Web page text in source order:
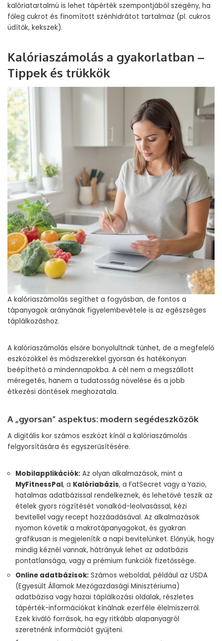
kalóriatartalmú is lehet tápérték szempontjából szegény, ha
főleg cukrot és finomított szénhidrátot tartalmaz (pl. cukros
üdítők, kekszek).
Kalóriaszámolás a gyakorlatban –
Tippek és trükkök
A kalóriaszámolás segíthet a fogyásban, de fontos a
tápanyagok arányának figyelembevétele is az egészséges
táplálkozáshoz.
A kalóriaszámolás elsőre bonyolultnak tűnhet, de a megfelelő
eszközökkel és módszerekkel gyorsan és hatékonyan
beépíthető a mindennapokba. A cél nem a megszállott
méregetés, hanem a tudatosság növelése és a jobb
étkezési döntések meghozatala.
A „gyorsan” aspektus: modern segédeszközök
A digitális kor számos eszközt kínál a kalóriaszámolás
felgyorsítására és egyszerűsítésére.
Mobilapplikációk: Az olyan alkalmazások, mint a
MyFitnessPal, a Kalóriabázis, a FatSecret vagy a Yazio,
hatalmas adatbázissal rendelkeznek, és lehetővé teszik az
ételek gyors rögzítését vonalkód-leolvasással, kézi
bevitellel vagy recept hozzáadásával. Az alkalmazások
nyomon követik a makrotápanyagokat, és gyakran
grafikusan is megjelenítik a napi bevitelünket. Előnyük, hogy
mindig kéznél vannak, hátrányuk lehet az adatbázis
pontatlansága, vagy a prémium funkciók fizetőssége.
Online adatbázisok: Számos weboldal, például az USDA
(Egyesült Államok Mezőgazdasági Minisztériuma)
adatbázisa vagy hazai táplálkozási oldalak, részletes
tápérték-információkat kínálnak ezerféle élelmiszerről.
Ezek kiváló források, ha egy ritkább alapanyagról
szeretnénk információt gyűjteni.